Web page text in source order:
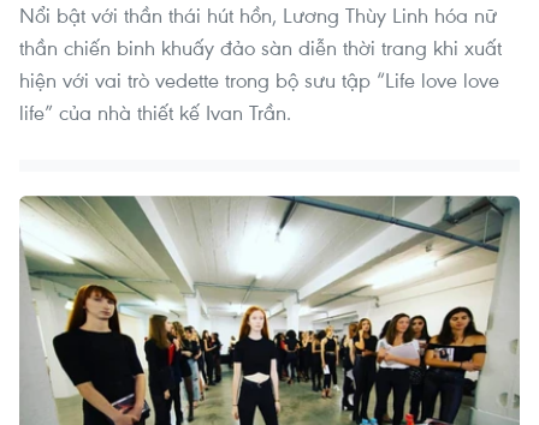
Nổi bật với thần thái hút hồn, Lương Thùy Linh hóa nữ
thần chiến binh khuấy đảo sàn diễn thời trang khi xuất
hiện với vai trò vedette trong bộ sưu tập “Life love love
life” của nhà thiết kế Ivan Trần.